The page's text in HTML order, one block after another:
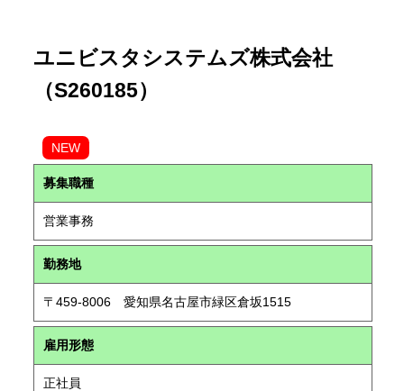
ユニビスタシステムズ株式会社
（S260185）
NEW
募集職種
営業事務
勤務地
〒459-8006 愛知県名古屋市緑区倉坂1515
雇用形態
正社員